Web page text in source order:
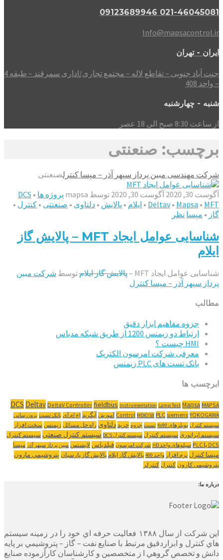
021-46045081 09123689946
Info@mapsacontrol.ir
ایران - تهران
جنت آباد جنوبی – تقاطع لاله – مجتمع تجاری/اداری سمرقند – طبقه 4
– واحد 408
شنبه - چهارشنبه
از ساعت 8:30 صبح الی 18 عصر
برچسب: صنعنتی
شرکت مهندسی مبین پرداز سپهر آذر – مپسا کنترلصنعنتی
آگوست 30, 2020
آگوست 30, 2020 توسط mapsa پروژه ها DCS •
Deltav• Mapsa • MFT
• ایلام • پالایش • دلتاوی • صنعنتی • کنترل •
گاز • مپسا نظر
شناسایی عوامل ایجاد MFT – پالایش گاز
ایلام
شناسایی عوامل ایجاد MFT – پالایش گاز ایلامتوسط شرکت مبین
پرداز سپهر آذر – مپسا کنترل
مطالب
جزوه مفاهیم ابزار دقیق
ارتباط دو زیمنس 1200 از طریق شبکه مدباس
HMI چیست ؟
معرفی شرکت امرسون الکتریک
بانک تست های PLC زیمنس
ابرچسب ها
DCS Deltav DeltaV Controller fieldbus Instrumentation Lamp Test Mapsa MAPSA
Control MDIOS8 PLC siemens YOKOGAWA آموزش آپگرید اچ ام آی بانک تست بروزرسانی
سیستم کنترل بویلرهای 4x90 تست جزوه خرید دلتاوی راه حل مسائل زیمنس سخت افزار
سیستم اپراتوری سیستم کنترل سیستم کنترل DCS سیستم کنترل صنعتی سیستم کنترل
‌DCS یا PLC
سیلوهای واحد HD شرکت امرسون فیلدباس لایسنس مبین پرداز سپهر آذر مپسا
مپسا کنترل نرم افزار واحد 400 پالایش گاز ایلام پالایش گاز پارسیان پتروشیمی مارون
پتروشیمی کارون کنترل کنترلر
درباره ما:
این شرکت از سال ۱۳۸۸ فعاليت حرفه اي خود را در زمينه سيستم
هاي كنترل و ابزاردقيق مرتبط با صنايع نفت – گاز – پتروشيمي بر پايه
دانش و تخصص گروهي ا ز متخصصين و كارشناسان كارآزموده صنايع